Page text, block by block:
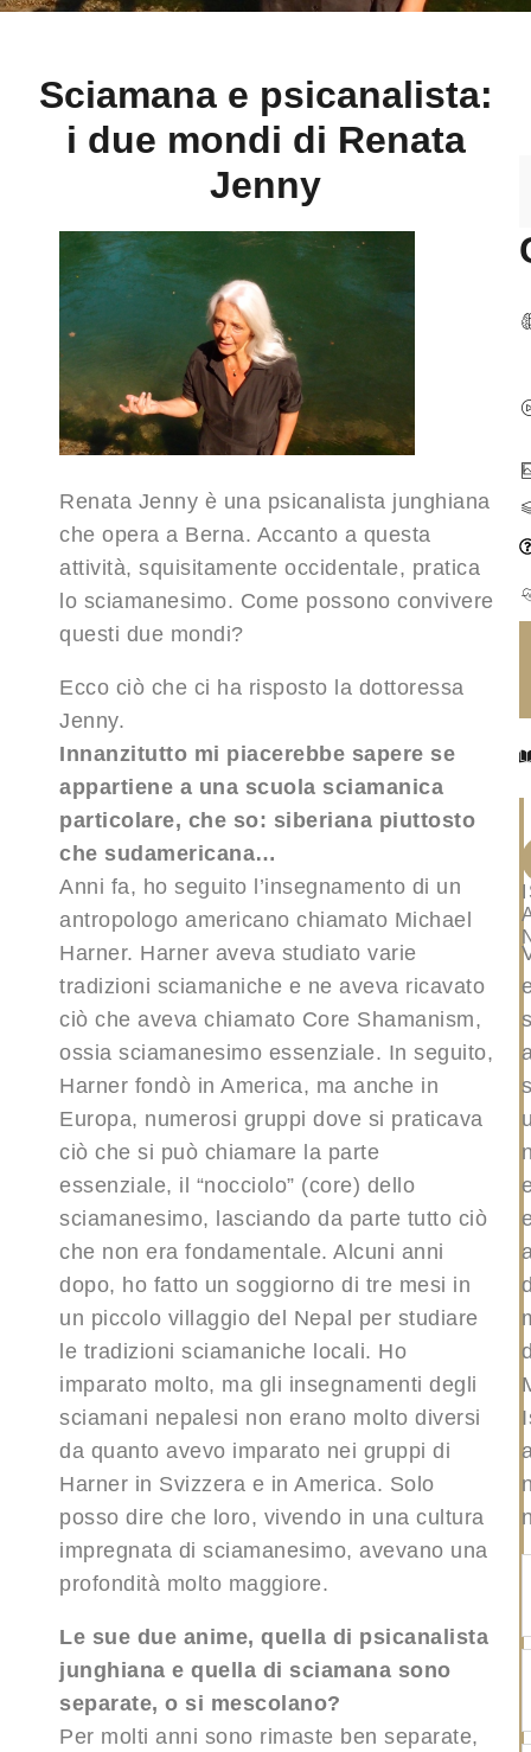
Sciamana e psicanalista:
i due mondi di Renata
Jenny
Renata Jenny è una psicanalista junghiana
che opera a Berna. Accanto a questa
attività, squisitamente occidentale, pratica
lo sciamanesimo. Come possono convivere
questi due mondi?
Ecco ciò che ci ha risposto la dottoressa
Jenny.
Innanzitutto mi piacerebbe sapere se
appartiene a una scuola sciamanica
particolare, che so: siberiana piuttosto
che sudamericana…
Anni fa, ho seguito l’insegnamento di un
antropologo americano chiamato Michael
Harner. Harner aveva studiato varie
tradizioni sciamaniche e ne aveva ricavato
ciò che aveva chiamato Core Shamanism,
ossia sciamanesimo essenziale. In seguito,
Harner fondò in America, ma anche in
Europa, numerosi gruppi dove si praticava
ciò che si può chiamare la parte
essenziale, il “nocciolo” (core) dello
sciamanesimo, lasciando da parte tutto ciò
che non era fondamentale. Alcuni anni
dopo, ho fatto un soggiorno di tre mesi in
un piccolo villaggio del Nepal per studiare
le tradizioni sciamaniche locali. Ho
imparato molto, ma gli insegnamenti degli
sciamani nepalesi non erano molto diversi
da quanto avevo imparato nei gruppi di
Harner in Svizzera e in America. Solo
posso dire che loro, vivendo in una cultura
impregnata di sciamanesimo, avevano una
profondità molto maggiore.
Le sue due anime, quella di psicanalista
junghiana e quella di sciamana sono
separate, o si mescolano?
Per molti anni sono rimaste ben separate,